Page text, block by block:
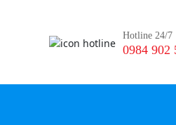
Hotline 24/7
0984 902